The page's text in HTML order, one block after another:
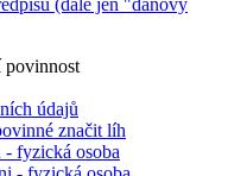
(dále jen "daňový
povinnost
údajů
značit líh
- fyzická osoba